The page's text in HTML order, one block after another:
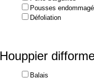
Pousses
Défoliation
Houppier
Balais